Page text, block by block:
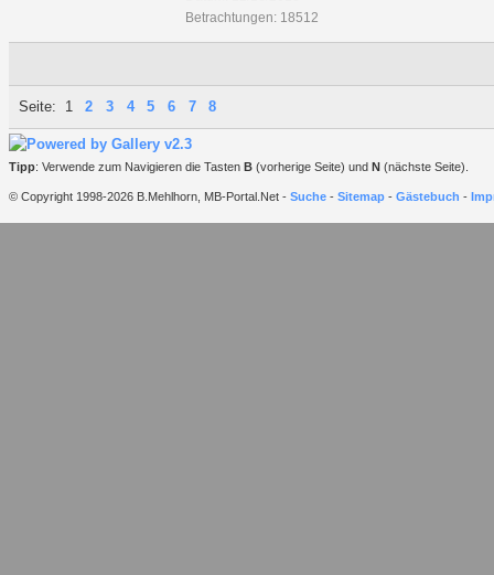
Betrachtungen: 18512
Seite: 1 2 3 4 5 6 7 8
Tipp: Verwende zum Navigieren die Tasten B (vorherige Seite) und N (nächste Seite).
© Copyright 1998-2026 B.Mehlhorn, MB-Portal.Net - Suche - Sitemap - Gästebuch -